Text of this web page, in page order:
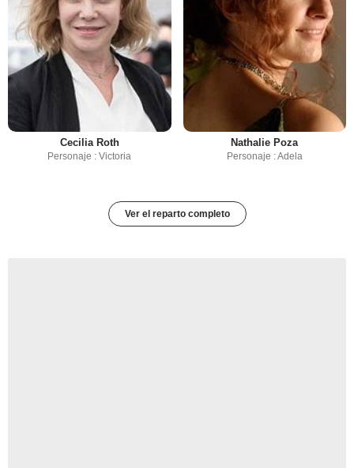
Cecilia Roth
Personaje : Victoria
Nathalie Poza
Personaje : Adela
Ver el reparto completo